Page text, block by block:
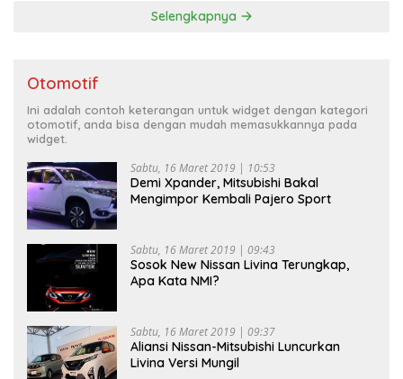
Selengkapnya
Otomotif
Ini adalah contoh keterangan untuk widget dengan kategori
otomotif, anda bisa dengan mudah memasukkannya pada
widget.
Sabtu, 16 Maret 2019 | 10:53
Demi Xpander, Mitsubishi Bakal
Mengimpor Kembali Pajero Sport
Sabtu, 16 Maret 2019 | 09:43
Sosok New Nissan Livina Terungkap,
Apa Kata NMI?
Sabtu, 16 Maret 2019 | 09:37
Aliansi Nissan-Mitsubishi Luncurkan
Livina Versi Mungil